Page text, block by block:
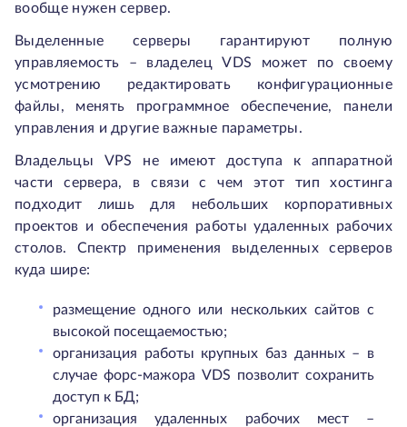
вообще нужен сервер.
Выделенные серверы гарантируют полную
управляемость – владелец VDS может по своему
усмотрению редактировать конфигурационные
файлы, менять программное обеспечение, панели
управления и другие важные параметры.
Владельцы VPS не имеют доступа к аппаратной
части сервера, в связи с чем этот тип хостинга
подходит лишь для небольших корпоративных
проектов и обеспечения работы удаленных рабочих
столов. Спектр применения выделенных серверов
куда шире:
размещение одного или нескольких сайтов с
высокой посещаемостью;
организация работы крупных баз данных – в
случае форс-мажора VDS позволит сохранить
доступ к БД;
организация удаленных рабочих мест –